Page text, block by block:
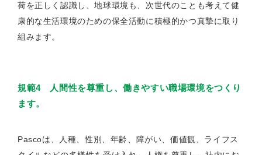
荷を正しく認識し、地球環境も、次世代のことも考えて健
康的な生活環境のための保全活動に積極的かつ真摯に取り
組みます。
規範4 人間性を尊重し、働きやすい職場環境をつくり
ます。
Pascoは、人種、性別、年齢、障がい、価値観、ライフス